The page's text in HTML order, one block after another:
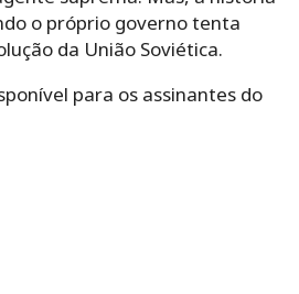
o próprio governo tenta
da União Soviética.
para os assinantes do